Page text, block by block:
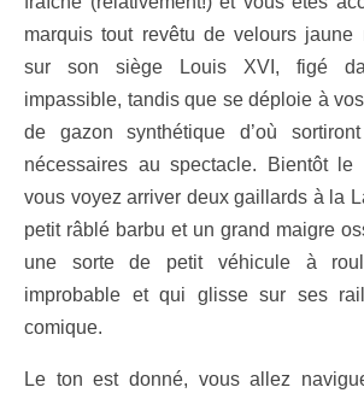
marquis tout revêtu de velours jaune
sur son siège Louis XVI, figé
impassible, tandis que se déploie à
de gazon synthétique d’où
nécessaires au spectacle. Bientôt le
vous voyez arriver deux gaillards à la
petit râblé barbu et un grand maigre
une sorte de petit véhicule à
improbable et qui glisse sur ses
comique.
Le ton est donné, vous allez